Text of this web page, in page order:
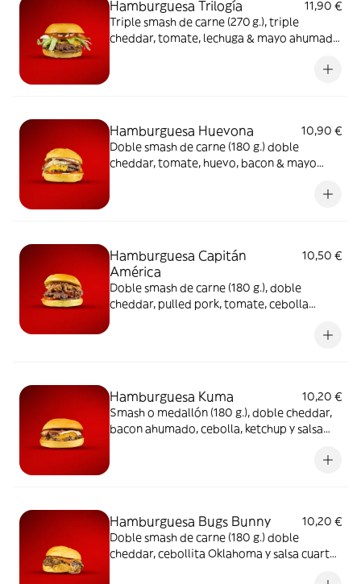
Hamburguesa Trilogía
11,90 €
Triple smash de carne (270 g.), triple
cheddar, tomate, lechuga & mayo ahumada
Hamburguesa Huevona
10,90 €
Doble smash de carne (180 g.) doble
cheddar, tomate, huevo, bacon & mayo
Hamburguesa Capitán
América
10,50 €
Doble smash de carne (180 g.), doble
cheddar, pulled pork, tomate, cebolla
Hamburguesa Kuma
10,20 €
Smash o medallón (180 g.), doble cheddar,
bacon ahumado, cebolla, ketchup y salsa
Hamburguesa Bugs Bunny
10,20 €
Doble smash de carne (180 g.) doble
cheddar, cebollita Oklahoma y salsa cuarto